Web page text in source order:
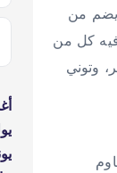
يضم من
فيه كل من
وتوني